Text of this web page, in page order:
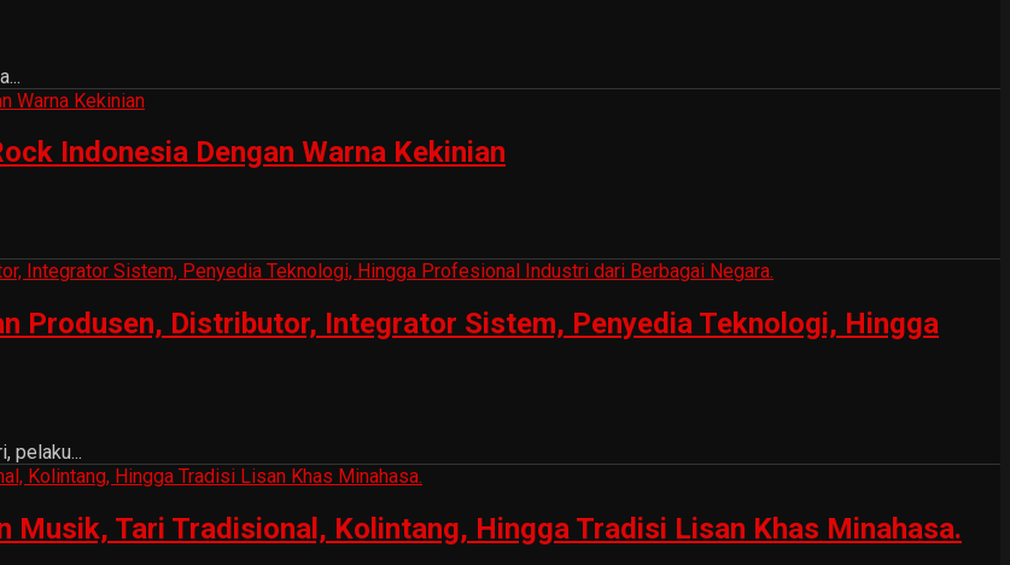
Indonesia Dengan Warna Kekinian
Produsen, Distributor, Integrator Sistem, Penyedia Teknologi, Hingga
pelaku...
Musik, Tari Tradisional, Kolintang, Hingga Tradisi Lisan Khas Minahasa.